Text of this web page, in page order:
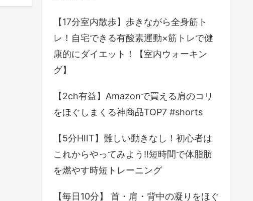
【17分室内散歩】歩きながら全身筋ト
レ！自宅できる有酸素運動×筋トレで健
康的にダイエット！【室内ウォーキン
グ】
【2ch有益】Amazonで買える肩のコリ
をほぐしまくる神商品TOP7 #shorts
【5分HIIT】難しい動きなし！初心者は
これからやってみよう!!短時間で体脂肪
を燃やす時短トレーニング
【毎日10分】 首・肩・背中の凝りをほぐ